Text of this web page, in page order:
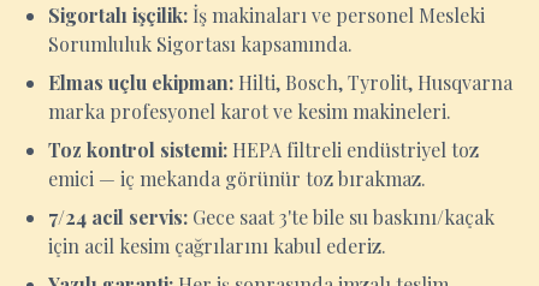
Sigortalı işçilik: İş makinaları ve personel Mesleki
Sorumluluk Sigortası kapsamında.
Elmas uçlu ekipman: Hilti, Bosch, Tyrolit, Husqvarna
marka profesyonel karot ve kesim makineleri.
Toz kontrol sistemi: HEPA filtreli endüstriyel toz
emici — iç mekanda görünür toz bırakmaz.
7/24 acil servis: Gece saat 3'te bile su baskını/kaçak
için acil kesim çağrılarını kabul ederiz.